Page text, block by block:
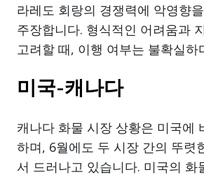
라레도 회랑의 경쟁력에 악영향
주장합니다. 형식적인 어려움과
고려할 때, 이행 여부는 불확실하
미국-캐나다
캐나다 화물 시장 상황은 미국에
하며, 6월에도 두 시장 간의 뚜렷
서 드러나고 있습니다. 미국의 화